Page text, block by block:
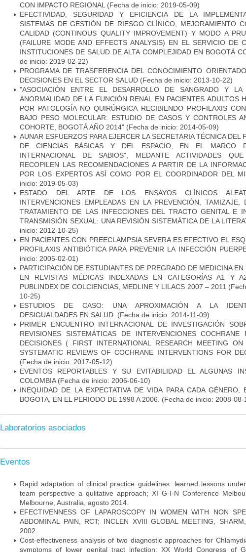
CON IMPACTO REGIONAL (Fecha de inicio: 2019-05-09)
EFECTIVIDAD, SEGURIDAD Y EFICIENCIA DE LA
SISTEMAS DE GESTIÓN DE RIESGO CLÍNICO, MEJORAMIENTO
CALIDAD (CONTINOUS QUALITY IMPROVEMENT) Y MODO A
(FAILURE MODE AND EFFECTS ANALYSIS) EN EL SERVICIO DE
INSTITUCIONES DE SALUD DE ALTA COMPLEJIDAD EN BOGOTÁ
de inicio: 2019-02-22)
PROGRAMA DE TRASFERENCIA DEL CONOCIMIENTO
DECISIONES EN EL SECTOR SALUD (Fecha de inicio: 2013-10-22)
"ASOCIACIÓN ENTRE EL DESARROLLO DE SANGRADO Y LA
ANORMALIDAD DE LA FUNCIÓN RENAL EN PACIENTES ADULTOS
POR PATOLOGÍA NO QUIRÚRGICA RECIBIENDO PROFILAXIS
BAJO PESO MOLECULAR: ESTUDIO DE CASOS Y CONTROLES
COHORTE, BOGOTÁ AÑO 2014" (Fecha de inicio: 2014-05-09)
AUNAR ESFUERZOS PARA EJERCER LA SECRETARIA TÉCNICA DEL
DE CIENCIAS BÁSICAS Y DEL ESPACIO, EN EL MARCO
INTERNACIONAL DE SABIOS", MEDANTE ACTIVIDADES
RECOPILEN LAS RECOMENDACIONES A PARTIR DE LA
POR LOS EXPERTOS ASÍ COMO POR EL COORDINADOR DEL
inicio: 2019-05-03)
ESTADO DEL ARTE DE LOS ENSAYOS CLÍNICOS
INTERVENCIONES EMPLEADAS EN LA PREVENCIÓN, TAMIZAJE,
TRATAMIENTO DE LAS INFECCIONES DEL TRACTO GENITAL E
TRANSMISIÓN SEXUAL: UNA REVISIÓN SISTEMÁTICA DE LA
inicio: 2012-10-25)
EN PACIENTES CON PREECLAMPSIA SEVERA ES EFECTIVO EL
PROFILAXIS ANTIBIÓTICA PARA PREVENIR LA INFECCIÓN
inicio: 2005-02-01)
PARTICIPACIÓN DE ESTUDIANTES DE PREGRADO DE MEDICINA
EN REVISTAS MÉDICAS INDEXADAS EN CATEGORÍAS A1 Y
PUBLINDEX DE COLCIENCIAS, MEDLINE Y LILACS 2007 – 2011
10-25)
ESTUDIOS DE CASO: UNA APROXIMACIÓN A LA
DESIGUALDADES EN SALUD. (Fecha de inicio: 2014-11-09)
PRIMER ENCUENTRO INTERNACIONAL DE INVESTIGACIÓN
REVISIONES SISTEMÁTICAS DE INTERVENCIONES COCHRANE
DECISIONES ( FIRST INTERNATIONAL RESEARCH MEETING
SYSTEMATIC REVIEWS OF COCHRANE INTERVENTIONS FOR
(Fecha de inicio: 2017-05-12)
EVENTOS REPORTABLES Y SU EVITABILIDAD EL ALGUNAS
COLOMBIA (Fecha de inicio: 2006-06-10)
INEQUIDAD DE LA EXPECTATIVA DE VIDA PARA CADA GÉNERO,
BOGOTA, EN EL PERIODO DE 1998 A 2006. (Fecha de inicio: 2008-08-
Laboratorios asociados
Eventos
Rapid adaptation of clinical practice guidelines: learned lessons
team perspective a qulitative approach; XI G-I-N Conference
Melbourne, Australia, agosto 2014.
EFECTIVENNESS OF LAPAROSCOPY IN WOMEN WITH NON
ABDOMINAL PAIN, RCT; INCLEN XVIII GLOBAL MEETING,
2002.
Cost-effectiveness analysis of two diagnostic approaches for
symptoms of lower genital tract infection; XX World Congress of